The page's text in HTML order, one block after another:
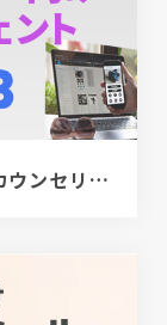
[PR]経験者クリエイター向け転職カウンセリング｜デザイナー / ディレクター / エンジニア